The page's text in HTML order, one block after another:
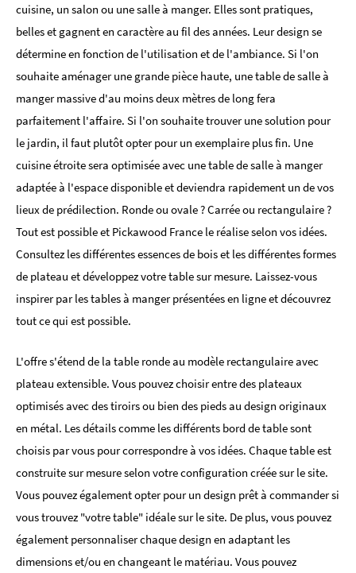
cuisine, un salon ou une salle à manger. Elles sont pratiques,
belles et gagnent en caractère au fil des années. Leur design se
détermine en fonction de l'utilisation et de l'ambiance. Si l'on
souhaite aménager une grande pièce haute, une table de salle à
manger massive d'au moins deux mètres de long fera
parfaitement l'affaire. Si l'on souhaite trouver une solution pour
le jardin, il faut plutôt opter pour un exemplaire plus fin. Une
cuisine étroite sera optimisée avec une table de salle à manger
adaptée à l'espace disponible et deviendra rapidement un de vos
lieux de prédilection. Ronde ou ovale ? Carrée ou rectangulaire ?
Tout est possible et Pickawood France le réalise selon vos idées.
Consultez les différentes essences de bois et les différentes formes
de plateau et développez votre table sur mesure. Laissez-vous
inspirer par les tables à manger présentées en ligne et découvrez
tout ce qui est possible.
L'offre s'étend de la table ronde au modèle rectangulaire avec
plateau extensible. Vous pouvez choisir entre des plateaux
optimisés avec des tiroirs ou bien des pieds au design originaux
en métal. Les détails comme les différents bord de table sont
choisis par vous pour correspondre à vos idées. Chaque table est
construite sur mesure selon votre configuration créée sur le site.
Vous pouvez également opter pour un design prêt à commander si
vous trouvez "votre table" idéale sur le site. De plus, vous pouvez
également personnaliser chaque design en adaptant les
dimensions et/ou en changeant le matériau. Vous pouvez